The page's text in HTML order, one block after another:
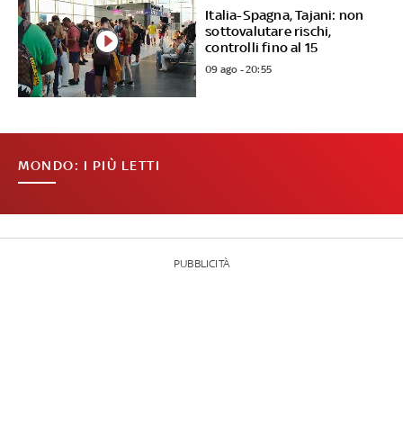
Italia-Spagna, Tajani: non
sottovalutare rischi,
controlli fino al 15
09 ago - 20:55
MONDO: I PIÙ LETTI
PUBBLICITÀ